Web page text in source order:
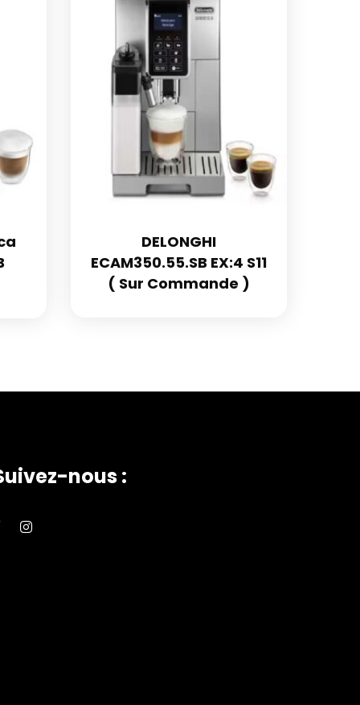
DELONGHI
ECAM350.55.SB EX:4 S11
( Sur Commande )
nous :